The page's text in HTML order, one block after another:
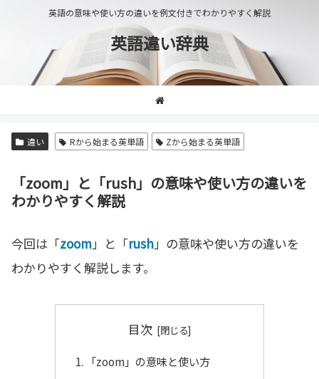
英語の意味や使い方の違いを例文付きでわかりやすく解説
英語違い辞典
違い Rから始まる英単語 Zから始まる英単語
「zoom」と「rush」の意味や使い方の違いを
わかりやすく解説
今回は「zoom」と「rush」の意味や使い方の違いを
わかりやすく解説します。
目次
「zoom」の意味と使い方